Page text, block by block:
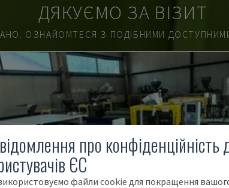
ДЯКУЄМО ЗА ВІЗИТ
ОЗНАЙОМТЕСЯ З ПОДІБНИМИ
про конфіденційність
ЄС
файли cookie для покращення